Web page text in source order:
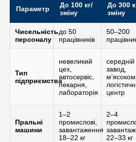
Параметр
До 100 кг/
зміну
До 300
зміну
Чисельність
персоналу
до 50
працівників
50–200
Тип
підприємства
невеликий
цех,
автосервіс,
пекарня,
лабораторія
середній
завод,
центр
Пральні
машини
1–2
промислові,
завантаження
18–22 кг
2–4
22–33 кг